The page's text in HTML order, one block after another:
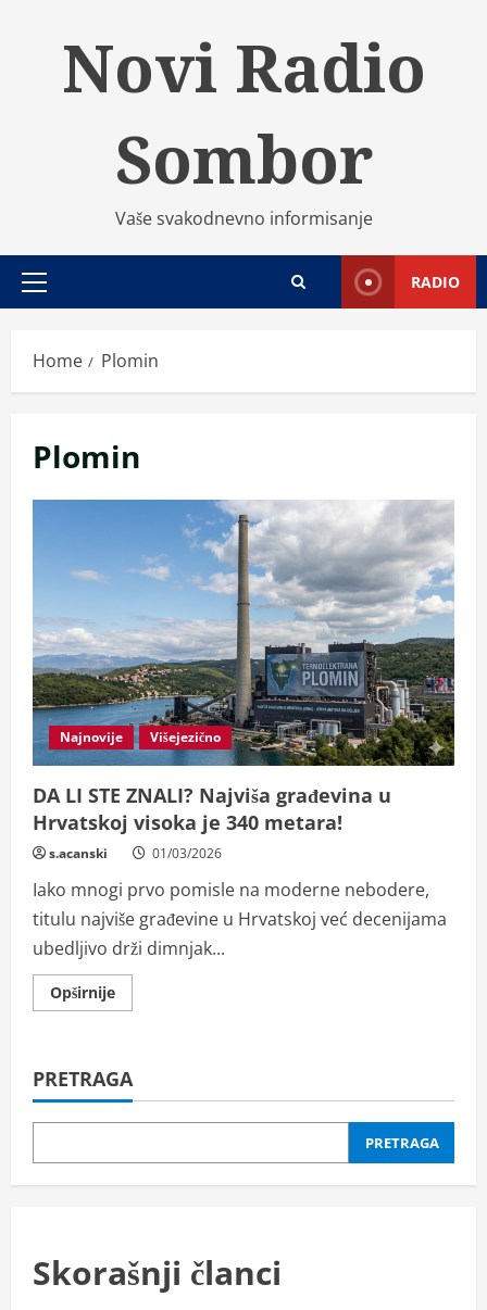
Novi Radio
Sombor
Vaše svakodnevno informisanje
Primary
RADIO
Home Plomin
Plomin
Najnovije Višejezično
DA LI STE ZNALI? Najviša građevina u
Hrvatskoj visoka je 340 metara!
s.acanski 01/03/2026
Iako mnogi prvo pomisle na moderne nebodere,
titulu najviše građevine u Hrvatskoj već decenijama
ubedljivo drži dimnjak...
OpširnijeRead
more
ZNALI?
Najviša
u
visoka
340
PRETRAGA
PRETRAGA
Skorašnji članci